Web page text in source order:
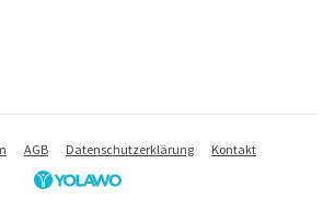
AGB Datenschutzerklärung Kontakt